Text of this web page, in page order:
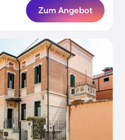
Zum Angebot